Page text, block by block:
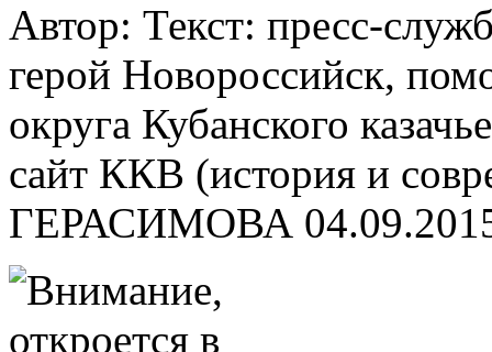
Автор: Текст: пресс-
герой Новороссийск,
округа Кубанского
сайт ККВ (история и
ГЕРАСИМОВА